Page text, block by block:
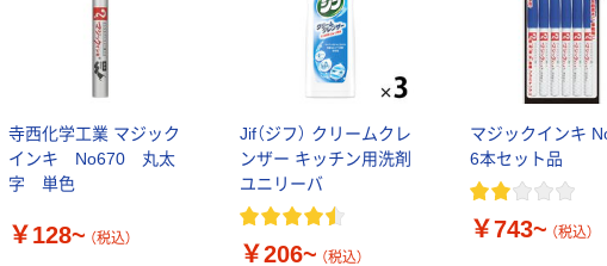
寺西化学工業 マジック
インキ No670 丸太
字 単色
￥128~ （税込）
Jif（ジフ） クリームクレ
ンザー キッチン用洗剤
ユニリーバ
￥206~ （税込）
マジックインキ
6本セット品
￥743~ （税込）